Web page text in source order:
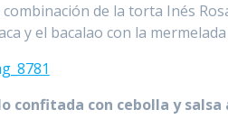
de la torta Inés
y el bacalao con la
confitada con cebolla y salsa